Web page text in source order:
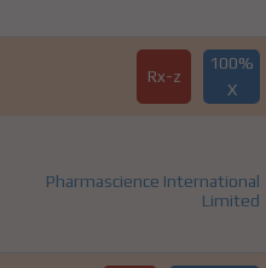
Rx-z
100%
X
Pharmascience International
Limited